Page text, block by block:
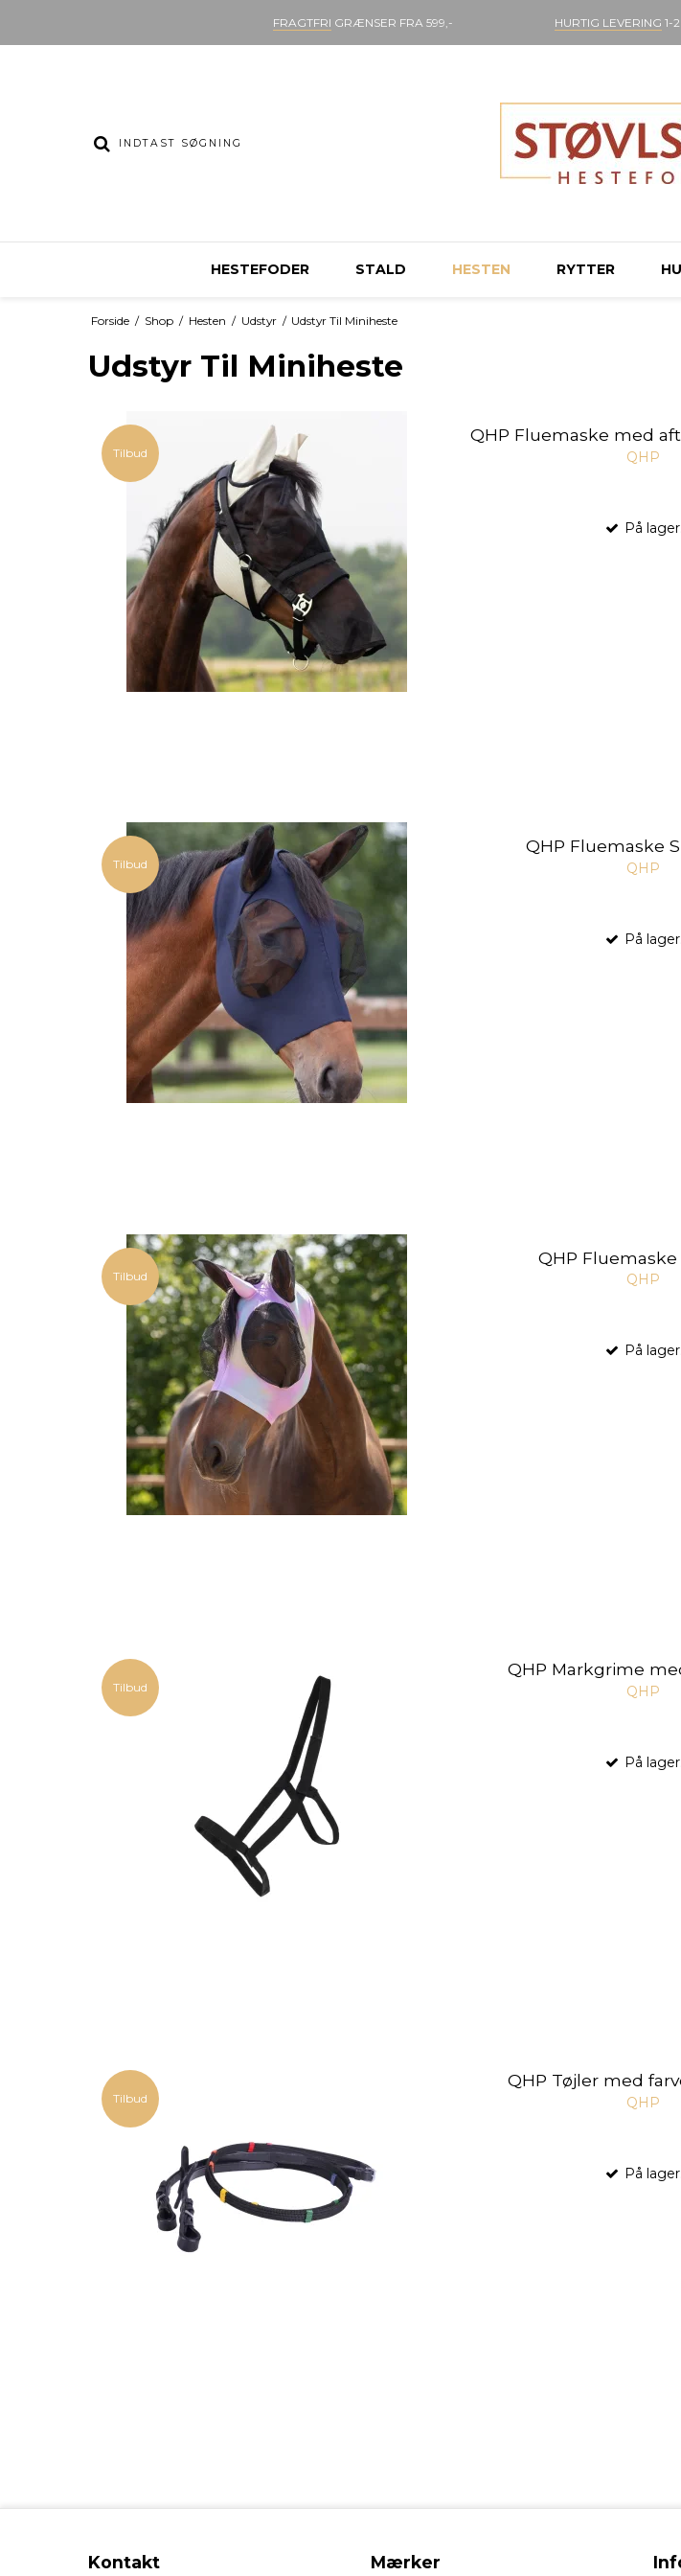
FRAGTFRI GRÆNSER FRA 599,- HURTIG LEVERING 1-
HESTEFODER STALD HESTEN RYTTER
Forside / Shop / Hesten / Udstyr / Udstyr Til Miniheste
Udstyr Til Miniheste
Tilbud
QHP Fluemaske med
QHP
På lager.
Tilbud
QHP Fluemaske
QHP
På lager.
Tilbud
QHP
QHP
På lager.
Tilbud
QHP Markgrime
QHP
På lager.
Tilbud
QHP Tøjler med
QHP
På lager.
Kontakt Mærker